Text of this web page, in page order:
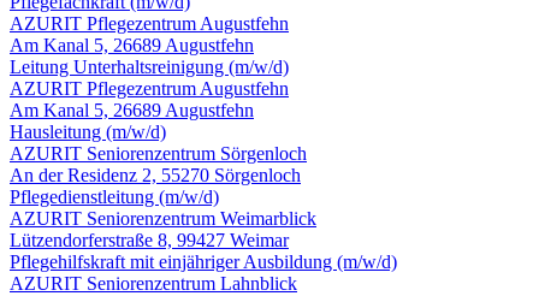
AZURIT Pflegezentrum Augustfehn
Am Kanal 5, 26689 Augustfehn
Leitung Unterhalts­reinigung (m/w/d)
AZURIT Pflegezentrum Augustfehn
Am Kanal 5, 26689 Augustfehn
Hausleitung (m/w/d)
AZURIT Seniorenzentrum Sörgenloch
An der Residenz 2, 55270 Sörgenloch
Pflegedienstleitung (m/w/d)
AZURIT Seniorenzentrum Weimarblick
Lützendorferstraße 8, 99427 Weimar
Pflegehilfskraft mit einjähriger Ausbildung (m/w/d)
AZURIT Seniorenzentrum Lahnblick